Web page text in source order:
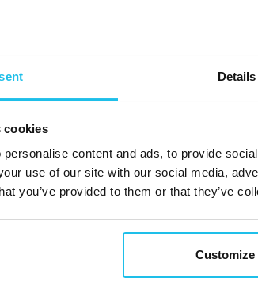
Details
cookies
content and ads, to provide
use of our site with our social media,
you’ve provided to them or that they’ve
Customize